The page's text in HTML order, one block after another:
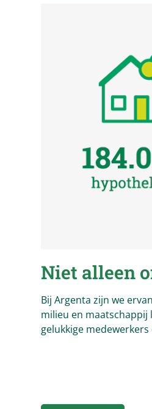
Niet alleen
Bij Argenta zijn we
milieu en
gelukkige